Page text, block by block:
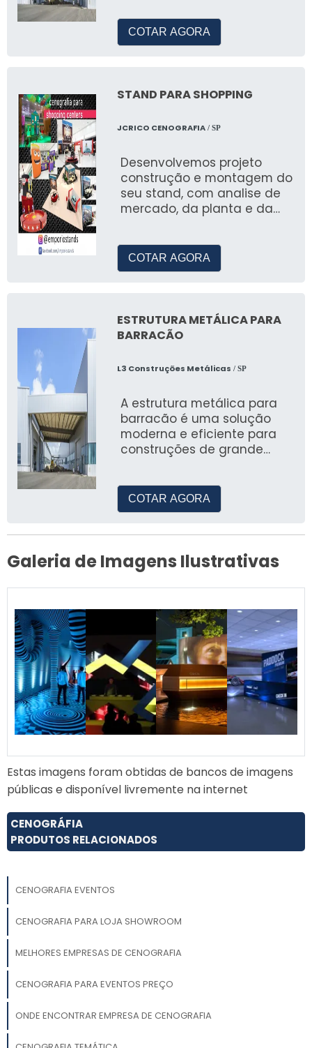
presentes na indústria.
COTAR AGORA
STAND PARA SHOPPING
JCRICO CENOGRAFIA/ SP
Desenvolvemos projeto
construção e montagem do
seu stand, com analise de
mercado, da planta e da
assertividade na
participação nos principais
COTAR AGORA
ESTRUTURA METÁLICA PARA
BARRACÃO
L3 Construções Metálicas / SP
A estrutura metálica para
barracão é uma solução
moderna e eficiente para
construções de grande
COTAR AGORA
Galeria de Imagens Ilustrativas
Estas imagens foram obtidas de bancos de imagens
públicas e disponível livremente na internet
CENOGRÁFIA
PRODUTOS RELACIONADOS
CENOGRAFIA EVENTOS
CENOGRAFIA PARA LOJA SHOWROOM
MELHORES EMPRESAS DE CENOGRAFIA
CENOGRAFIA PARA EVENTOS PREÇO
ONDE ENCONTRAR EMPRESA DE CENOGRAFIA